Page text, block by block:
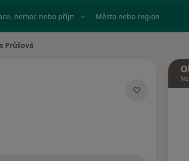
nemoc nebo příjmení Město nebo region
Průšová